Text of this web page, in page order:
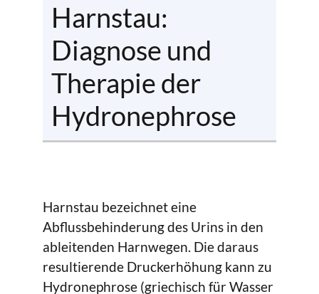
Harnstau:
Diagnose und
Therapie der
Hydronephrose
Harnstau bezeichnet eine
Abflussbehinderung des Urins in den
ableitenden Harnwegen. Die daraus
resultierende Druckerhöhung kann zu
Hydronephrose (griechisch für Wasser